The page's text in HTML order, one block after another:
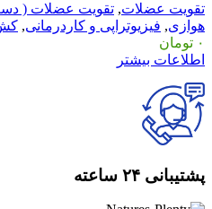
تقویت عضلات, تقویت عضلات (
هوازی, فیزیوتراپی و کاردرمانی,
۰ تومان
اطلاعات بیشتر
پشتیبانی ۲۴ ساعته